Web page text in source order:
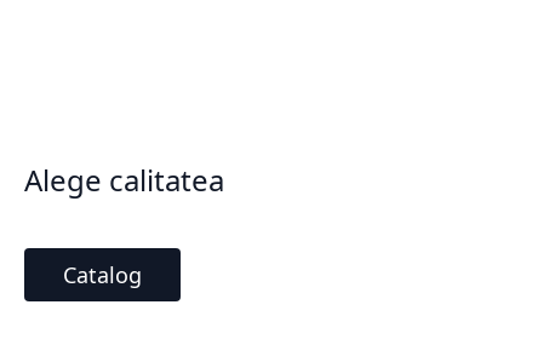
Alege calitatea
Catalog